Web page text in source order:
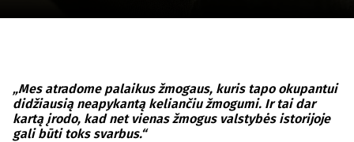
„Mes atradome palaikus žmogaus, kuris tapo okupantui
didžiausią neapykantą keliančiu žmogumi. Ir tai dar
kartą įrodo, kad net vienas žmogus valstybės istorijoje
gali būti toks svarbus.“